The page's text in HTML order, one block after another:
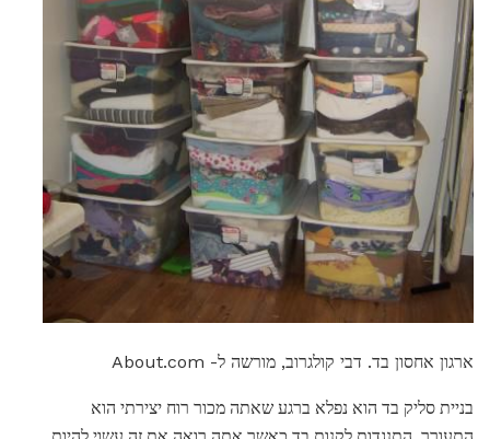
ארגון אחסון בד. דבי קולגרוב, מורשה ל- About.com
בניית סליק בד הוא נפלא ברגע שאתה מכור רוח יצירתי הוא